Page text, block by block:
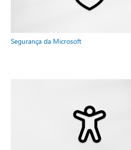
Segurança da Microsoft